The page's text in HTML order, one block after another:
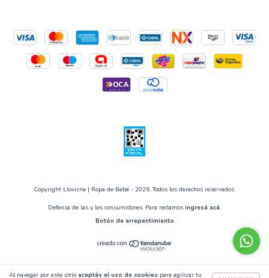
Al navegar por este sitio aceptás el uso de cookies para agilizar tu
Copyright Llovizna | Ropa de Bebé - 2026. Todos los derechos reservados.
Defensa de las y los consumidores. Para reclamos ingresá acá.
Botón de arrepentimiento